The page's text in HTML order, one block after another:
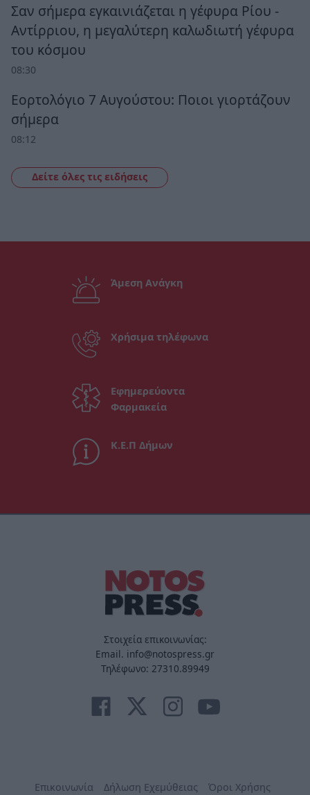
Σαν σήμερα εγκαινιάζεται η γέφυρα Ρίου -
Αντίρριου, η μεγαλύτερη καλωδιωτή γέφυρα
του κόσμου
08:30
Εορτολόγιο 7 Αυγούστου: Ποιοι γιορτάζουν
σήμερα
08:12
Δείτε όλες τις ειδήσεις
Άμεση Ανάγκη
Χρήσιμα τηλέφωνα
Εφημερεύοντα
Φαρμακεία
Κ.Ε.Π Δήμων
Στοιχεία επικοινωνίας:
Email. info@notospress.gr
Τηλέφωνο: 27310.89949
Επικοινωνία Δήλωση Εχεμύθειας Όροι Χρήσης